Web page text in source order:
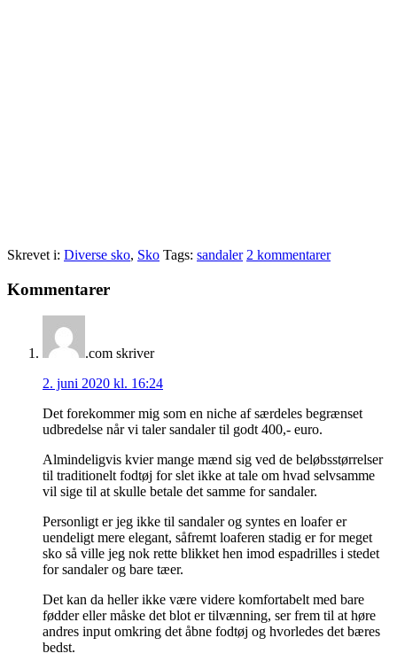
Skrevet i: Diverse sko, Sko Tags: sandaler 2 kommentarer
Læserinteraktioner
Kommentarer
.com skriver
2. juni 2020 kl. 16:24
Det forekommer mig som en niche af særdeles begrænset
udbredelse når vi taler sandaler til godt 400,- euro.
Almindeligvis kvier mange mænd sig ved de beløbsstørrelser
til traditionelt fodtøj for slet ikke at tale om hvad selvsamme
vil sige til at skulle betale det samme for sandaler.
Personligt er jeg ikke til sandaler og syntes en loafer er
uendeligt mere elegant, såfremt loaferen stadig er for meget
sko så ville jeg nok rette blikket hen imod espadrilles i stedet
for sandaler og bare tæer.
Det kan da heller ikke være videre komfortabelt med bare
fødder eller måske det blot er tilvænning, ser frem til at høre
andres input omkring det åbne fodtøj og hvorledes det bæres
bedst.